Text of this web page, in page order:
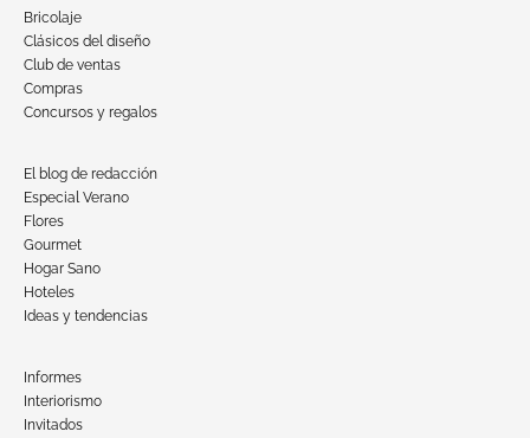
Bricolaje
Clásicos del diseño
Club de ventas
Compras
Concursos y regalos
El blog de redacción
Especial Verano
Flores
Gourmet
Hogar Sano
Hoteles
Ideas y tendencias
Informes
Interiorismo
Invitados